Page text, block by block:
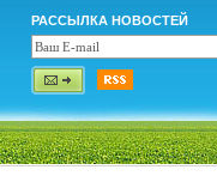
РАССЫЛКА НОВОСТЕЙ